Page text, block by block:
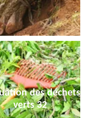
des déchets
verts 32